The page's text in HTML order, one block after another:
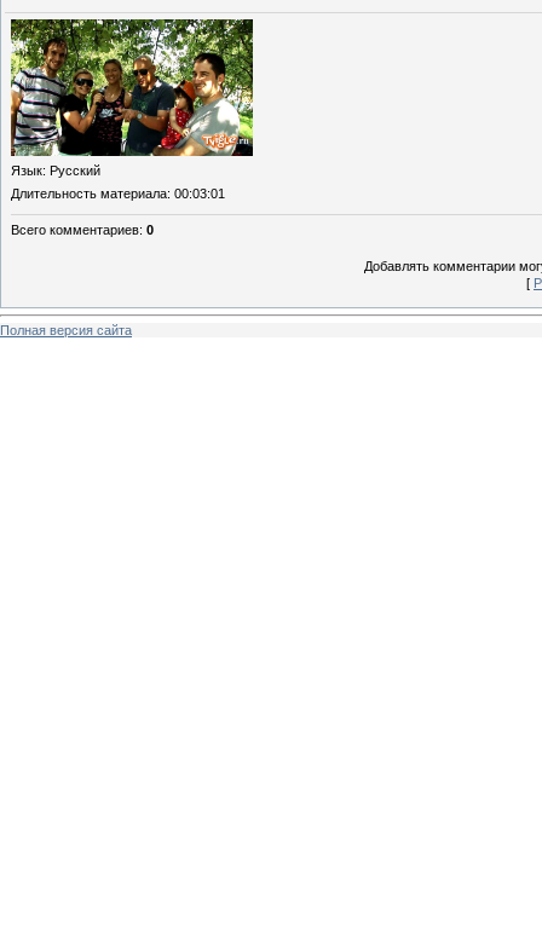
Язык: Русский
Длительность материала: 00:03:01
Всего комментариев: 0
Добавлять комментарии
[
Полная версия сайта